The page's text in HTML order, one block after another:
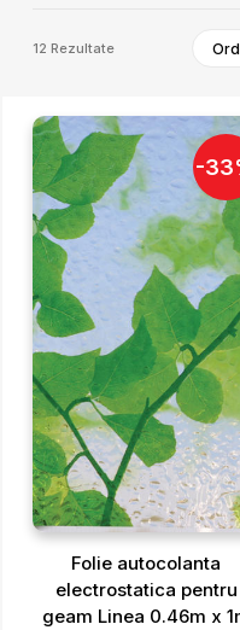
12 Rezultate
-33
Folie autocolanta
electrostatica pentru
geam Linea 0.46m x